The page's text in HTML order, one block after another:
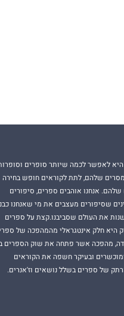
אם לא די
מענף עץ
לאפשר לכמה שיותר סופרים
שלהם, לתת לקוראים חופש בחירה
אנחנו אוהבים ספרים, סיפורים
שסיפורים מעצבים את מי שאנחנו
את העולם שסביבנו.קצת על ספרים
היא חלק אינטגראלי מהמהפכה של
מהפכה אשר פתחה את שוק הספרים
ובעיקר חשפה את הקוראים
של ספרים בשלל נושאים וז'אנרים.